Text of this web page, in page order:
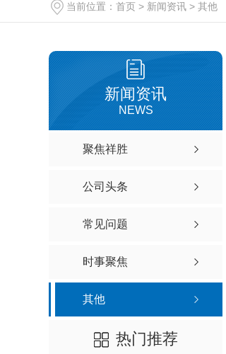
当前位置： 首页 > 新闻资讯 > 其他
新闻资讯
NEWS
聚焦祥胜
公司头条
常见问题
时事聚焦
其他
热门推荐